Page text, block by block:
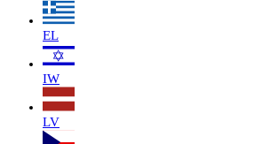
EL
IW
LV